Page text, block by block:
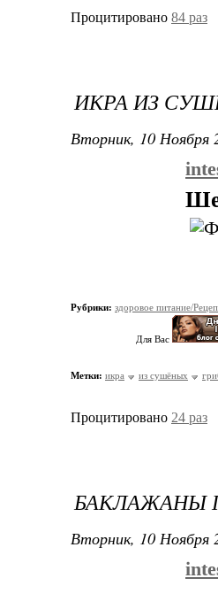
Процитировано 84 раз
ИКРА ИЗ
Вторник, 10 Ноября
Рубрики: здоровое питание/
Для Вас
Метки: икра из сушёных
Процитировано 24 раз
БАКЛАЖАНЫ
Вторник, 10 Ноября